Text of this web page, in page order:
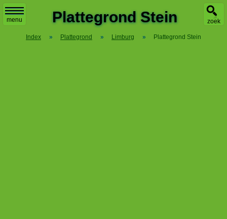
menu zoek
Plattegrond Stein
Index » Plattegrond » Limburg » Plattegrond Stein